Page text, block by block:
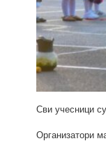
Сви учесници
Организатори